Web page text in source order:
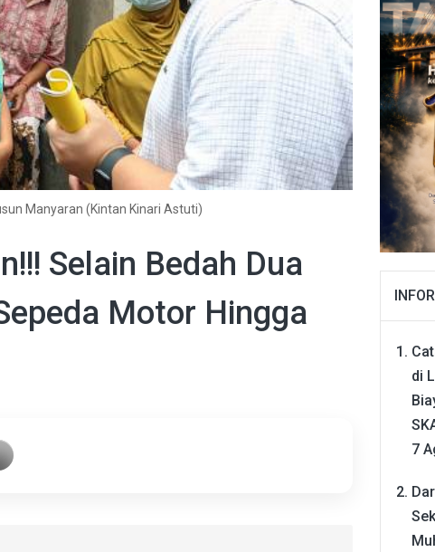
Manyaran (Kintan Kinari Astuti)
Selain Bedah Dua
Motor Hingga
di
7